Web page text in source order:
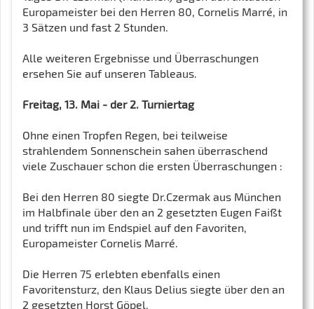
Europameister bei den Herren 80, Cornelis Marré, in
3 Sätzen und fast 2 Stunden.
Alle weiteren Ergebnisse und Überraschungen
ersehen Sie auf unseren Tableaus.
Freitag, 13. Mai - der 2. Turniertag
Ohne einen Tropfen Regen, bei teilweise
strahlendem Sonnenschein sahen überraschend
viele Zuschauer schon die ersten Überraschungen :
Bei den Herren 80 siegte Dr.Czermak aus München
im Halbfinale über den an 2 gesetzten Eugen Faißt
und trifft nun im Endspiel auf den Favoriten,
Europameister Cornelis Marré.
Die Herren 75 erlebten ebenfalls einen
Favoritensturz, den Klaus Delius siegte über den an
2 gesetzten Horst Göpel.